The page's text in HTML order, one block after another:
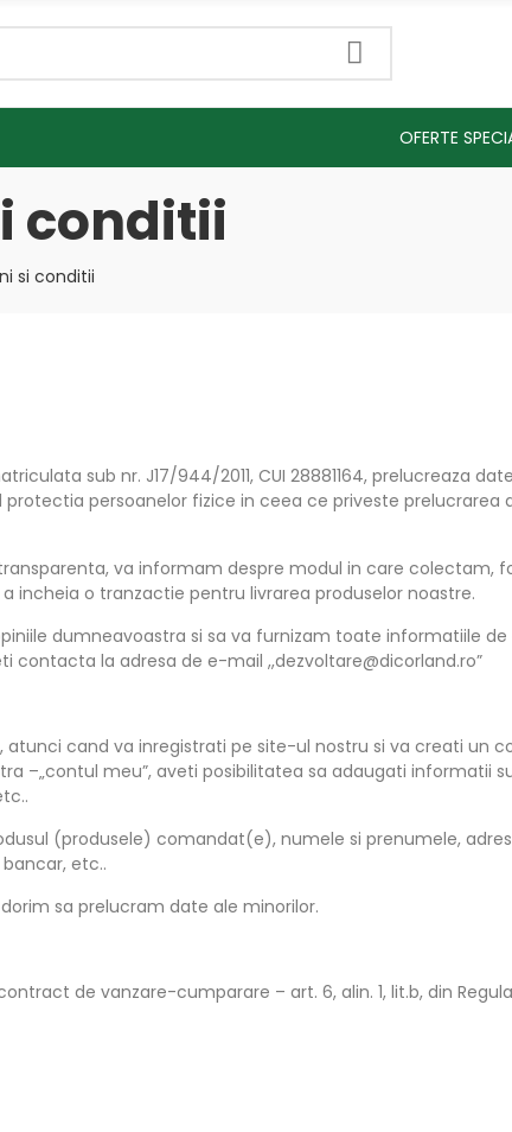
OFERTE
conditii
si conditii
sub nr. J17/944/2011, CUI 28881164, prelucreaza
protectia persoanelor fizice in ceea ce priveste
va informam despre modul in care colectam,
incheia o tranzactie pentru livrarea produselor noastre.
dumneavoastra si sa va furnizam toate informatiile
la adresa de e-mail ,,dezvoltare@dicorland.ro”
cand va inregistrati pe site-ul nostru si va creati un
–„contul meu”, aveti posibilitatea sa adaugati informatii
(produsele) comandat(e), numele si prenumele,
etc..
sa prelucram date ale minorilor.
de vanzare-cumparare – art. 6, alin. 1, lit.b, din